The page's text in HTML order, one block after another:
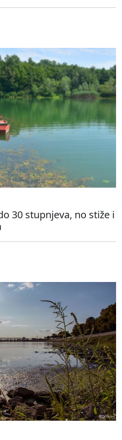
30 stupnjeva, no stiže i